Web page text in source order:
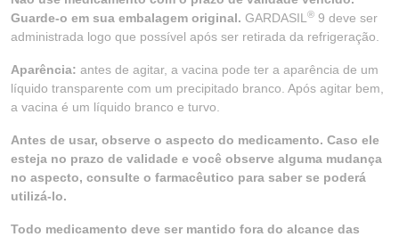
Guarde-o em sua embalagem original. GARDASIL ® 9 deve ser
administrada logo que possível após ser retirada da refrigeração.
Aparência: antes de agitar, a vacina pode ter a aparência de um
líquido transparente com um precipitado branco. Após agitar bem,
a vacina é um líquido branco e turvo.
Antes de usar, observe o aspecto do medicamento. Caso ele
esteja no prazo de validade e você observe alguma mudança
no aspecto, consulte o farmacêutico para saber se poderá
utilizá-lo.
Todo medicamento deve ser mantido fora do alcance das